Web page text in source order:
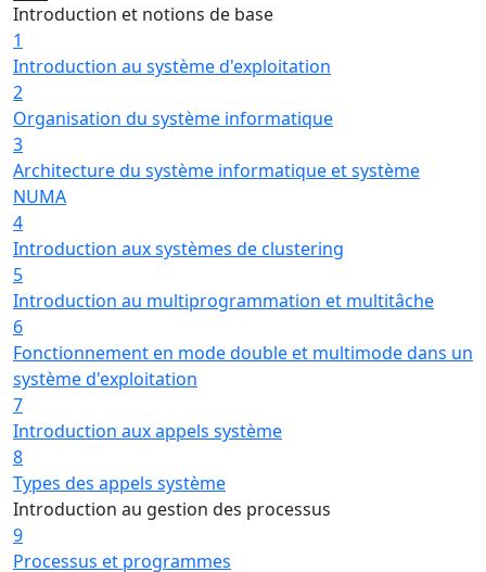
Introduction et notions de base
1
Introduction au système d'exploitation
2
Organisation du système informatique
3
Architecture du système informatique et système
NUMA
4
Introduction aux systèmes de clustering
5
Introduction au multiprogrammation et multitâche
6
Fonctionnement en mode double et multimode dans un
système d'exploitation
7
Introduction aux appels système
8
Types des appels système
Introduction au gestion des processus
9
Processus et programmes